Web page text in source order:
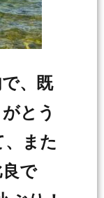
、既
とう
また
良で